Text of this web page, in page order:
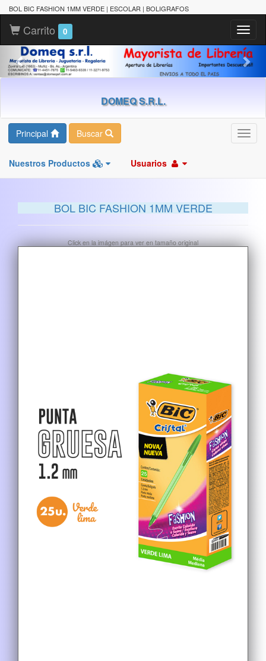
BOL BIC FASHION 1MM VERDE | ESCOLAR | BOLIGRAFOS
Carrito 0
DOMEQ S.R.L.
Principal Buscar
Nuestros Productos Usuarios
BOL BIC FASHION 1MM VERDE
Click en la imágen para ver en tamaño original